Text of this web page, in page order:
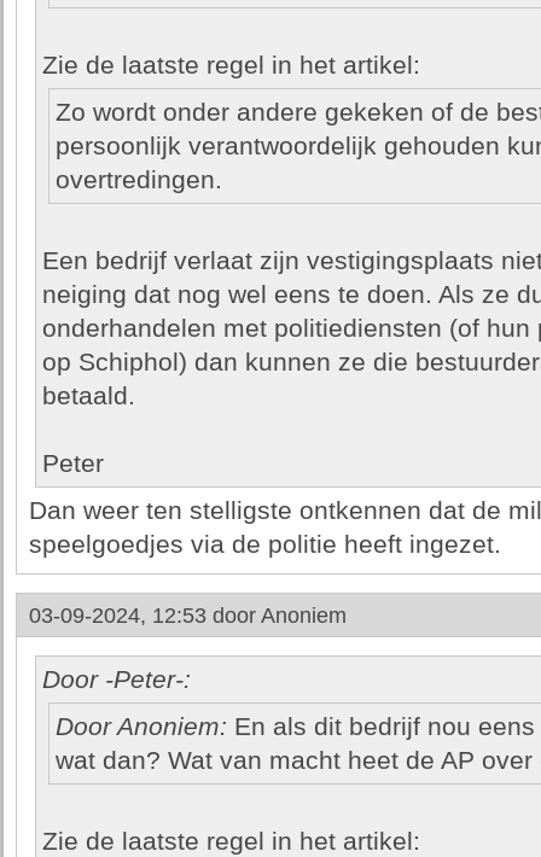
Zie de laatste regel in het artikel:
Zo wordt onder andere gekeken of de
persoonlijk verantwoordelijk gehouden
overtredingen.
Een bedrijf verlaat zijn vestigingsplaats
neiging dat nog wel eens te doen. Als ze
onderhandelen met politiediensten (of
op Schiphol) dan kunnen ze die
betaald.
Peter
Dan weer ten stelligste ontkennen dat de
speelgoedjes via de politie heeft ingezet.
03-09-2024, 12:53 door Anoniem
Door -Peter-:
Door Anoniem: En als dit bedrijf nou
wat dan? Wat van macht heet de AP
Zie de laatste regel in het artikel: